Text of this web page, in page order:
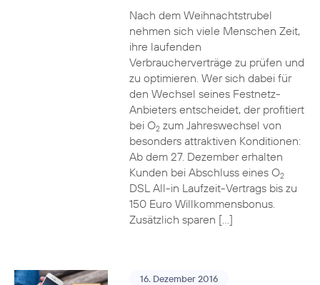
Nach dem Weihnachtstrubel
nehmen sich viele Menschen Zeit,
ihre laufenden
Verbraucherverträge zu prüfen und
zu optimieren. Wer sich dabei für
den Wechsel seines Festnetz-
Anbieters entscheidet, der profitiert
bei O2zum Jahreswechsel von
besonders attraktiven Konditionen:
Ab dem 27. Dezember erhalten
Kunden bei Abschluss eines O2
DSL All-in Laufzeit-Vertrags bis zu
150 Euro Willkommensbonus.
Zusätzlich sparen […]
16. Dezember 2016